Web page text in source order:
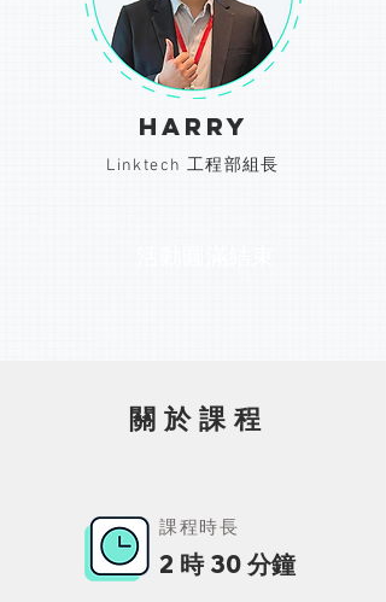
Harry
Linktech 工程部組長
​關 於 課 程
課程時長
​2 時 30 分鐘